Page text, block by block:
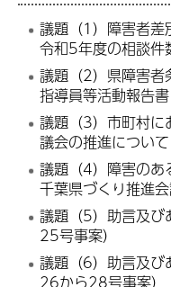
議題（1）障害者差
令和5年度の相談件
議題（2）県障害者
指導員等活動報告
議題（3）市町村に
議会の推進について
議題（4）障害のあ
千葉県づくり推進
議題（5）助言及び
25号事案）
議題（6）助言及び
26から28号事案）